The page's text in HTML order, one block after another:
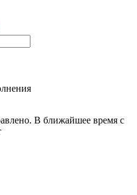
В ближайшее время с